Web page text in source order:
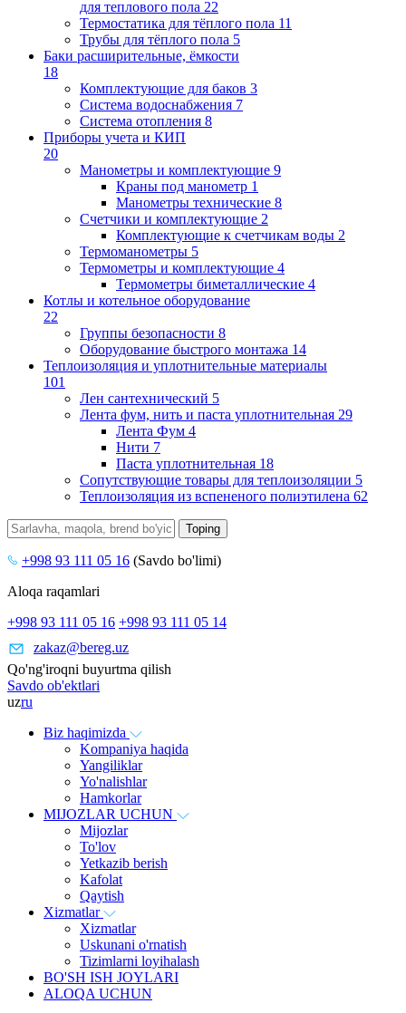
для теплового пола 22
Термостатика для тёплого пола 11
Трубы для тёплого пола 5
Баки расширительные, ёмкости
18
Комплектующие для баков 3
Система водоснабжения 7
Система отопления 8
Приборы учета и КИП
20
Манометры и комплектующие 9
Краны под манометр 1
Манометры технические 8
Счетчики и комплектующие 2
Комплектующие к счетчикам воды 2
Термоманометры 5
Термометры и комплектующие 4
Термометры биметаллические 4
Котлы и котельное оборудование
22
Группы безопасности 8
Оборудование быстрого монтажа 14
Теплоизоляция и уплотнительные материалы
101
Лен сантехнический 5
Лента фум, нить и паста уплотнительная 29
Лента Фум 4
Нити 7
Паста уплотнительная 18
Сопутствующие товары для теплоизоляции 5
Теплоизоляция из вспененого полиэтилена 62
+998 93 111 05 16 (Savdo bo'limi)
Aloqa raqamlari
+998 93 111 05 16 +998 93 111 05 14
zakaz@bereg.uz
Qo'ng'iroqni buyurtma qilish
Savdo ob'ektlari
uzru
Biz haqimizda
Kompaniya haqida
Yangiliklar
Yo'nalishlar
Hamkorlar
MIJOZLAR UCHUN
Mijozlar
To'lov
Yetkazib berish
Kafolat
Qaytish
Xizmatlar
Xizmatlar
Uskunani o'rnatish
Tizimlarni loyihalash
BO'SH ISH JOYLARI
ALOQA UCHUN